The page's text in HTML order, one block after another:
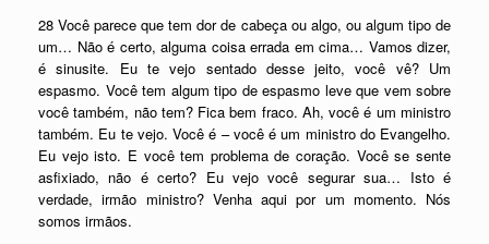
28 Você parece que tem dor de cabeça ou algo, ou algum tipo de
um… Não é certo, alguma coisa errada em cima… Vamos dizer,
é sinusite. Eu te vejo sentado desse jeito, você vê? Um
espasmo. Você tem algum tipo de espasmo leve que vem sobre
você também, não tem? Fica bem fraco. Ah, você é um ministro
também. Eu te vejo. Você é – você é um ministro do Evangelho.
Eu vejo isto. E você tem problema de coração. Você se sente
asfixiado, não é certo? Eu vejo você segurar sua… Isto é
verdade, irmão ministro? Venha aqui por um momento. Nós
somos irmãos.